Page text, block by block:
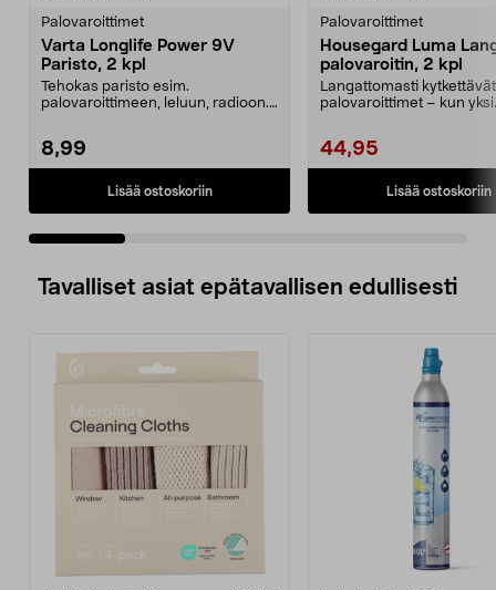
Palovaroittimet
Varta Longlife Power 9V
Paristo, 2 kpl
Tehokas paristo esim.
palovaroittimeen, leluun, radioon.
8,99
Lisää ostoskoriin
Palovaroittimet
Housegard Luma
palovaroitin, 2 kpl
Langattomasti kytkettävät
palovaroittimet – kun yksi
44,95
Lisää ostoskoriin
Tavalliset asiat epätavallisen edullisesti